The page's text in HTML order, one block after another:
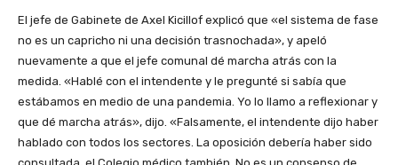
El jefe de Gabinete de Axel Kicillof explicó que «el sistema de fase
no es un capricho ni una decisión trasnochada», y apeló
nuevamente a que el jefe comunal dé marcha atrás con la
medida. «Hablé con el intendente y le pregunté si sabía que
estábamos en medio de una pandemia. Yo lo llamo a reflexionar y
que dé marcha atrás», dijo. «Falsamente, el intendente dijo haber
hablado con todos los sectores. La oposición debería haber sido